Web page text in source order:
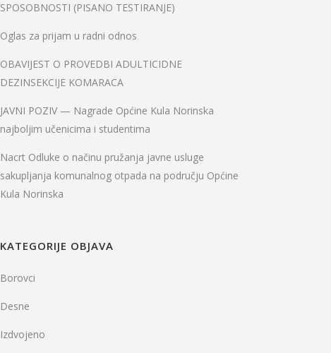
SPOSOBNOSTI (PISANO TESTIRANJE)
Oglas za prijam u radni odnos
OBAVIJEST O PROVEDBI ADULTICIDNE
DEZINSEKCIJE KOMARACA
JAVNI POZIV — Nagrade Općine Kula Norinska
najboljim učenicima i studentima
Nacrt Odluke o načinu pružanja javne usluge
sakupljanja komunalnog otpada na području Općine
Kula Norinska
KATEGORIJE OBJAVA
Borovci
Desne
Izdvojeno